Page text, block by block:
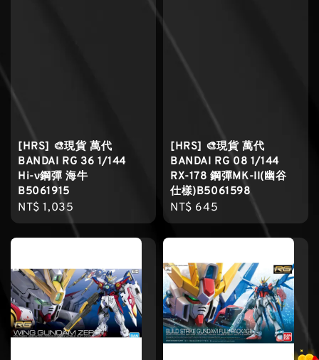
[HRS] 🎨現貨 萬代
BANDAI RG 36 1/144
Hi-ν鋼彈 海牛
B5061915
Regular
price
NT$ 1,035
[HRS] 🎨現貨 萬代
BANDAI RG 08 1/144
RX-178 鋼彈MK-II(幽谷
仕樣)B5061598
Regular
price
NT$ 645